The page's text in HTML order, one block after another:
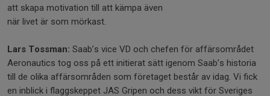
att skapa motivation till att kämpa även
när livet är som mörkast.
Lars Tossman: Saab’s vice VD och chefen för affärsområdet
Aeronautics tog oss på ett initierat sätt igenom Saab’s historia
till de olika affärsområden som företaget består av idag. Vi fick
en inblick i flaggskeppet JAS Gripen och dess vikt för Sveriges